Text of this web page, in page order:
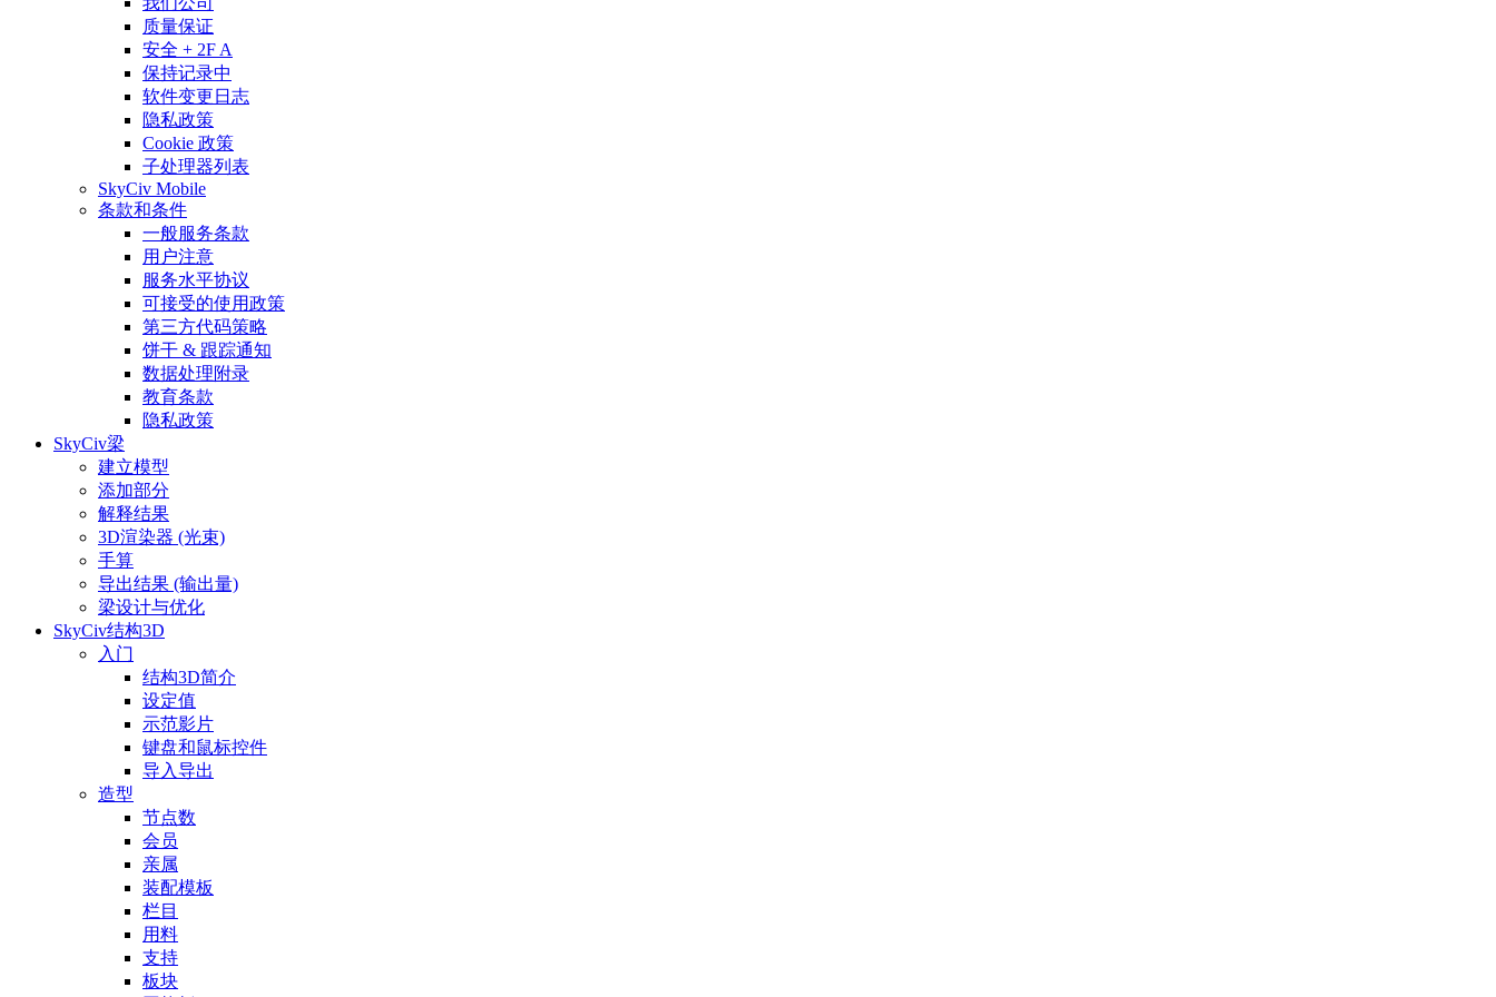
质量保证
安全 + 2F A
保持记录中
软件变更日志
隐私政策
Cookie 政策
子处理器列表
SkyCiv Mobile
条款和条件
一般服务条款
用户注意
服务水平协议
可接受的使用政策
第三方代码策略
饼干 & 跟踪通知
数据处理附录
教育条款
隐私政策
SkyCiv梁
建立模型
添加部分
解释结果
3D渲染器 (光束)
手算
导出结果 (输出量)
梁设计与优化
SkyCiv结构3D
入门
结构3D简介
设定值
示范影片
键盘和鼠标控件
导入导出
造型
节点数
会员
亲属
装配模板
栏目
用料
支持
板块